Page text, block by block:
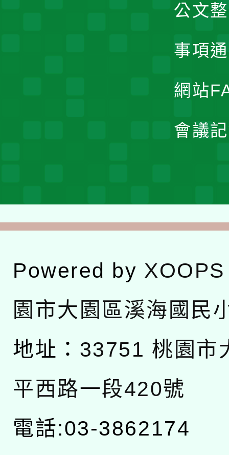
公文
事項
網站
會議
Powered by XOOPS
園市大園區溪海國民
地址： 33751 桃園市
平西路一段420號
電話:03-3862174